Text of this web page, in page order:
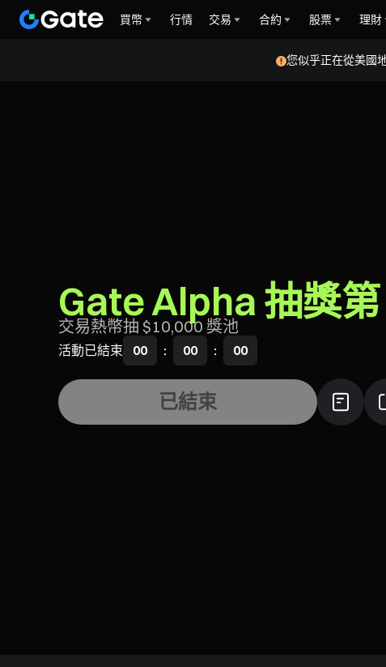
買幣 行情 交易 合約 股票 理財
您似乎正在從美國
Gate Alpha 抽獎第
交易熱幣抽 $10,000 獎池
活動已結束 00 : 00 : 00
已結束